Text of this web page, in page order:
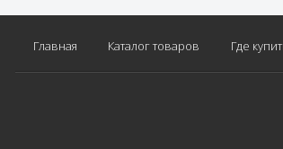
Главная Каталог товаров Где